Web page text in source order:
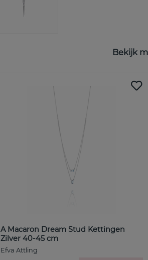
Bekijk
A Macaron Dream Stud Kettingen
Zilver 40-45 cm
Efva Attling